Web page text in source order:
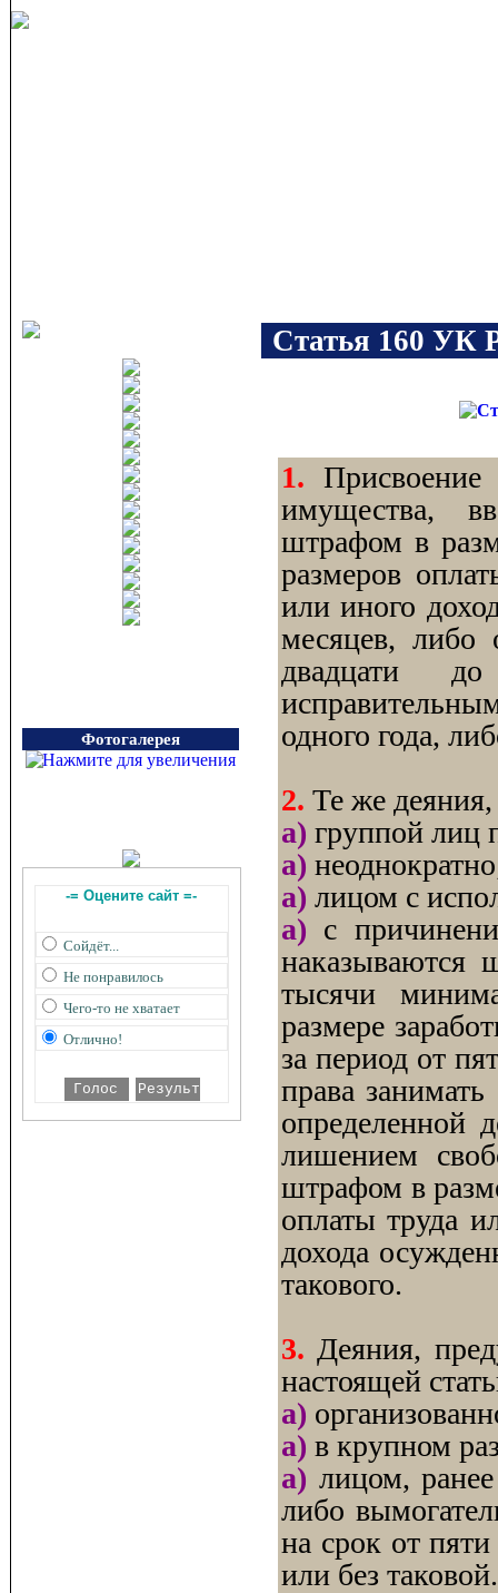
Фотогалерея
-= Оцените сайт =-
Сойдёт...
Не понравилось
Чего-то не хватает
Отлично!
Статья 160 УК
1.
имущества,
штрафом в
размеров
или иного
месяцев, либо
двадцати
одного года,
2. Те же
а) группой лиц
а)
а) лицом с
а) с
наказываются
тысячи
размере
за период от
права
определенной
лишением
штрафом в
оплаты труда
дохода
такового.
3. Деяния,
настоящей
а)
а) в крупном
а) лицом,
либо
на срок от
или без таковой.